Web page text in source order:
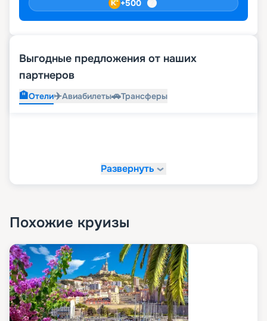
+500
Выгодные предложения от наших
партнеров
🏨Отели✈️Авиабилеты🚗Трансферы
Развернуть
Похожие круизы